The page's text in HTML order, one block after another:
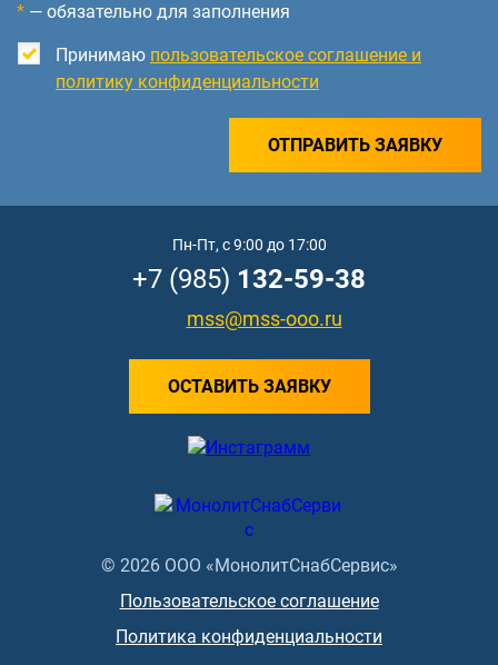
* — обязательно для заполнения
Принимаю пользовательское соглашение и
политику конфиденциальности
ОТПРАВИТЬ ЗАЯВКУ
© 2026 ООО «МонолитСнабСервис»
Пользовательское соглашение
Политика конфиденциальности
Пн-Пт, с 9:00 до 17:00
+7 (985) 132-59-38
mss@mss-ooo.ru
ОСТАВИТЬ ЗАЯВКУ